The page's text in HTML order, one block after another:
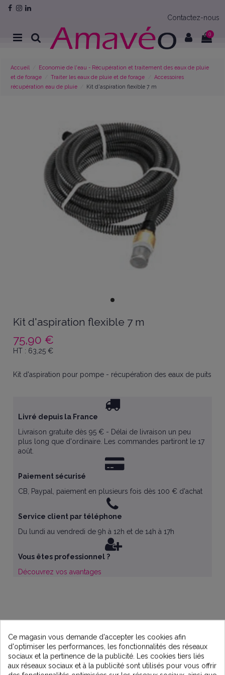
Contactez-nous
0
Accueil
Economie de l'eau - Récupération et traitement des eaux de pluie
et de forage
Traiter les eaux de pluie et de forage
Accessoires
récupération eau de pluie
Kit d'aspiration flexible 7 m
Kit d'aspiration flexible 7 m
75,90 €
HT : 63,25€
Kit d'aspiration pour pompe - récupération des eaux de puits
Livré depuis la France
Livraison gratuite dès 95 € - Délai de livraison un peu
plus long que d'ordinaire. Les commandes partiront le 17
août.
Paiement sécurisé
CB, Paypal, paiement en plusieurs fois dès 100 € d'achat
Service client par téléphone
Du lundi au vendredi de 9h à 12h et de 14h à 17h
Vous êtes professionnel ?
Découvrez vos avantages
Ce magasin vous demande d'accepter les cookies afin
d'optimiser les performances, les fonctionnalités des réseaux
sociaux et la pertinence de la publicité. Les cookies tiers liés
aux réseaux sociaux et à la publicité sont utilisés pour vous offrir